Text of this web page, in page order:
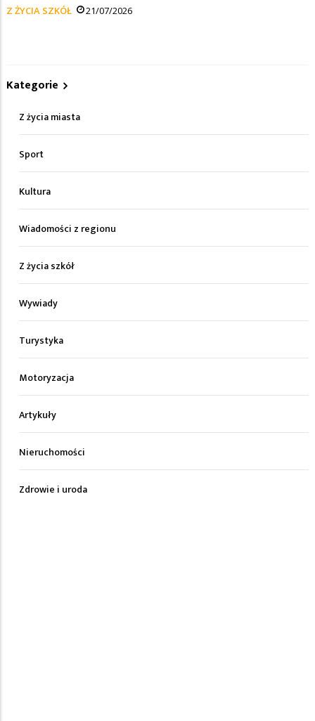
Z ŻYCIA SZKÓŁ 21/07/2026
Kategorie
Z życia miasta
Sport
Kultura
Wiadomości z regionu
Z życia szkół
Wywiady
Turystyka
Motoryzacja
Artykuły
Nieruchomości
Zdrowie i uroda